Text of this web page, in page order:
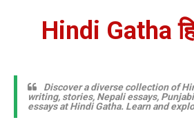
Hindi Gatha
Discover a diverse collection of
writing, stories, Nepali essays,
essays at Hindi Gatha. Learn and